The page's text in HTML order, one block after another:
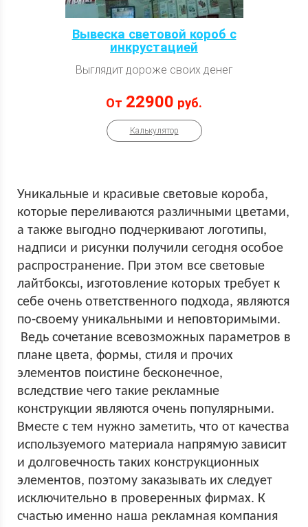
Вывеска световой короб с
инкрустацией
Выглядит дороже своих денег
От 22900 руб.
Калькулятор
Уникальные и красивые световые короба,
которые переливаются различными цветами,
а также выгодно подчеркивают логотипы,
надписи и рисунки получили сегодня особое
распространение. При этом все световые
лайтбоксы, изготовление которых требует к
себе очень ответственного подхода, являются
по-своему уникальными и неповторимыми.
Ведь сочетание всевозможных параметров в
плане цвета, формы, стиля и прочих
элементов поистине бесконечное,
вследствие чего такие рекламные
конструкции являются очень популярными.
Вместе с тем нужно заметить, что от качества
используемого материала напрямую зависит
и долговечность таких конструкционных
элементов, поэтому заказывать их следует
исключительно в проверенных фирмах. К
счастью именно наша рекламная компания